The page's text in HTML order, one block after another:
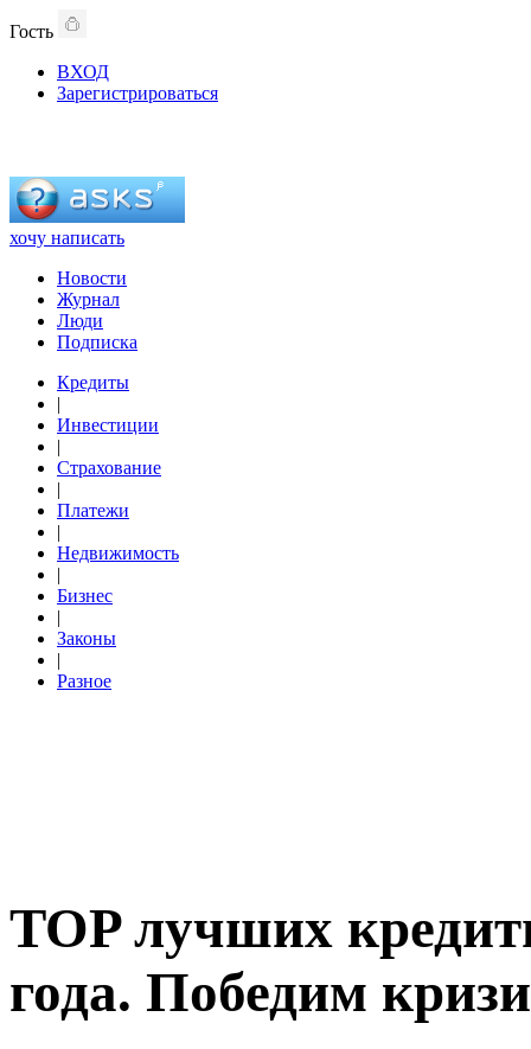
Гость
ВХОД
Зарегистрироваться
хочу написать
Новости
Журнал
Люди
Подписка
Кредиты
|
Инвестиции
|
Страхование
|
Платежи
|
Недвижимость
|
Бизнес
|
Законы
|
Разное
TOP лучших
года. Победим